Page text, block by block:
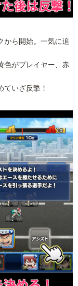
から開始。一気に追
色がプレイヤー、赤
ていざ反撃！